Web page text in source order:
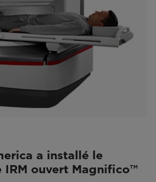
a installé le
IRM ouvert Magnifico™